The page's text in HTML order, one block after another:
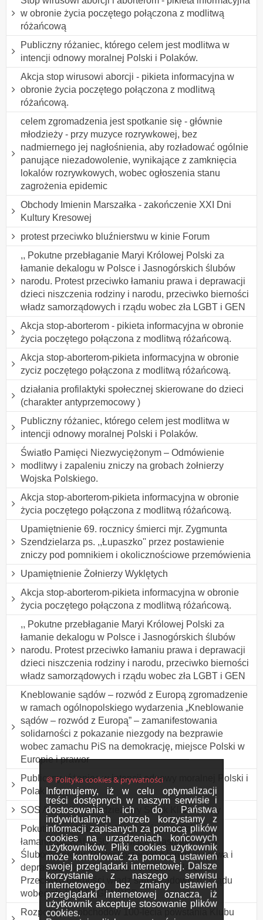
🍪 Polityka cookies & prywatności
Informujemy, iż w celu optymalizacji
treści dostępnych w naszym serwisie i
dostosowania ich do Państwa
indywidualnych potrzeb korzystamy z
informacji zapisanych za pomocą plików
cookies na urządzeniach końcowych
użytkowników. Pliki cookies użytkownik
może kontrolować za pomocą ustawień
swojej przeglądarki internetowej. Dalsze
korzystanie z naszego serwisu
internetowego bez zmiany ustawień
przeglądarki internetowej oznacza, iż
użytkownik akceptuje stosowanie plików
cookies.
w obronie życia poczętego połączona z modlitwą
różańcową
Publiczny różaniec, którego celem jest modlitwa w
intencji odnowy moralnej Polski i Polaków.
Akcja stop wirusowi aborcji - pikieta informacyjna w
obronie życia poczętego połączona z modlitwą
różańcową.
celem zgromadzenia jest spotkanie się - głównie
młodzieży - przy muzyce rozrywkowej, bez
nadmiernego jej nagłośnienia, aby rozładować ogólnie
panujące niezadowolenie, wynikające z zamknięcia
lokalów rozrywkowych, wobec ogłoszenia stanu
zagrożenia epidemic
Obchody Imienin Marszałka - zakończenie XXI Dni
Kultury Kresowej
protest przeciwko bluźnierstwu w kinie Forum
,, Pokutne przebłaganie Maryi Królowej Polski za
łamanie dekalogu w Polsce i Jasnogórskich ślubów
narodu. Protest przeciwko łamaniu prawa i deprawacji
dzieci niszczenia rodziny i narodu, przeciwko bierności
władz samorządowych i rządu wobec zła LGBT i GEN
Akcja stop-aborterom - pikieta informacyjna w obronie
życia poczętego połączona z modlitwą różańcową.
Akcja stop-aborterom-pikieta informacyjna w obronie
zyciz poczętego połączona z modlitwą różańcową.
działania profilaktyki społecznej skierowane do dzieci
(charakter antyprzemocowy )
Publiczny różaniec, którego celem jest modlitwa w
intencji odnowy moralnej Polski i Polaków.
Światło Pamięci Niezwyciężonym – Odmówienie
modlitwy i zapaleniu zniczy na grobach żołnierzy
Wojska Polskiego.
Akcja stop-aborterom-pikieta informacyjna w obronie
życia poczętego połączona z modlitwą różańcową.
Upamiętnienie 69. rocznicy śmierci mjr. Zygmunta
Szendzielarza ps. ,,Łupaszko'' przez postawienie
zniczy pod pomnikiem i okolicznościowe przemówienia
Upamiętnienie Żołnierzy Wyklętych
Akcja stop-aborterom-pikieta informacyjna w obronie
życia poczętego połączona z modlitwą różańcową.
,, Pokutne przebłaganie Maryi Królowej Polski za
łamanie dekalogu w Polsce i Jasnogórskich ślubów
narodu. Protest przeciwko łamaniu prawa i deprawacji
dzieci niszczenia rodziny i narodu, przeciwko bierności
władz samorządowych i rządu wobec zła LGBT i GEN
Kneblowanie sądów – rozwód z Europą zgromadzenie
w ramach ogólnopolskiego wydarzenia „Kneblowanie
sądów – rozwód z Europą” – zamanifestowania
solidarności z pokazanie niezgody na bezprawie
wobec zamachu PiS na demokrację, miejsce Polski w
Europie i prawor
Publiczny różaniec w intencji odnowy moralnej Polski i
Polaków
SOS Australia - Młodzieżowy Strajk Klimatyczny
Pokutne przebłaganie Maryi Królowej Polski za
łamanie DEKALOGU w Polsce i Jasnogórskich
Ślubów Narodu. Protest przeciwko łamaniu prawa i
deprawacji dzieci, niszczenie rodzin i Narodu.
Przeciwko bierności władz samorządowych i rządu
wobec zła LGBT i GENDER
Rozpoczęcie obchodów 100-lecia powstania Klubu